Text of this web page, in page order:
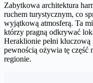
Zabytkowa architektura
ruchem turystycznym, co
wyjątkową atmosferą. Ta
którzy pragną odkrywać
Heraklionie pełni
pewnością ożywia tę część
regionie.